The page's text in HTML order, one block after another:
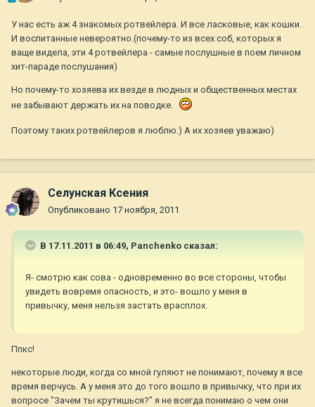
У нас есть аж 4 знакомых ротвейлера. И все ласковые, как кошки.
И воспитанные невероятно.(почему-то из всех соб, которых я
ваще видела, эти 4 ротвейлера - самые послушные в поем личном
хит-параде послушания)
Но почему-то хозяева их везде в людных и общественных местах
не забывают держать их на поводке.
Поэтому таких ротвейлеров я люблю.) А их хозяев уважаю)
Селунская Ксения
Опубликовано 17 ноября, 2011
В 17.11.2011 в 06:49, Panchenko сказал:
Я- смотрю как сова - одновременно во все стороны, чтобы
увидеть вовремя опасность, и это- вошло у меня в
привычку, меня нельзя застать врасплох.
Ппкс!
некоторые люди, когда со мной гуляют не понимают, почему я все
время верчусь. А у меня это до того вошло в привычку, что при их
вопросе "Зачем ты крутишься?" я не всегда понимаю о чем они